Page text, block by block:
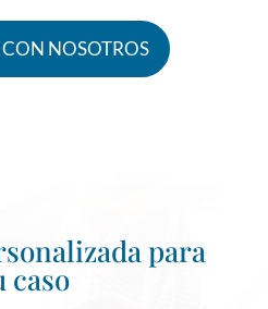
NOSOTROS
para
caso